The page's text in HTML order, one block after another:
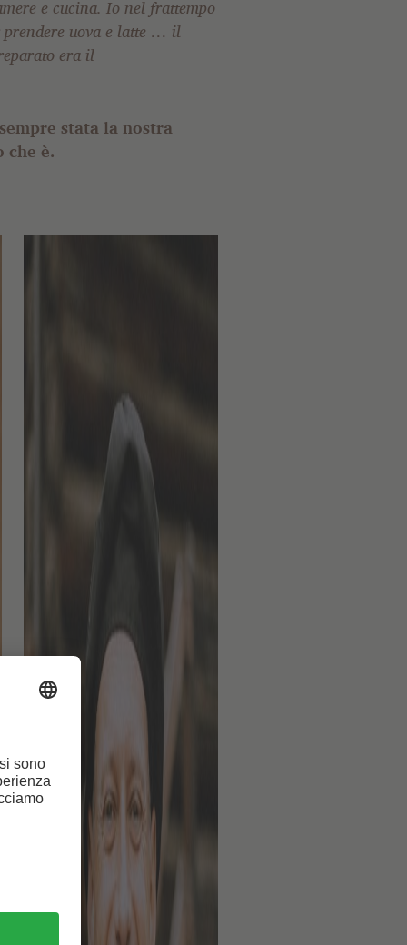
stata la nostra
è.